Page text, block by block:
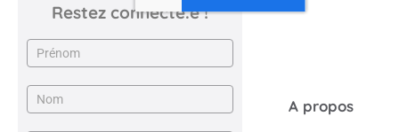
Restez connecté.e !
Newsletter
A propos